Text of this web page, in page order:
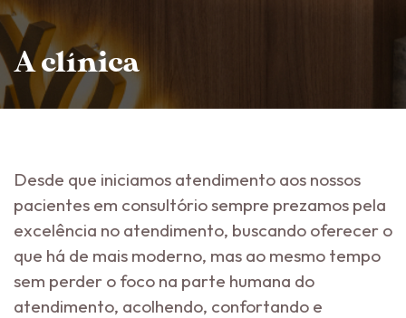
A clínica
Desde que iniciamos atendimento aos nossos
pacientes em consultório sempre prezamos pela
excelência no atendimento, buscando oferecer o
que há de mais moderno, mas ao mesmo tempo
sem perder o foco na parte humana do
atendimento, acolhendo, confortando e